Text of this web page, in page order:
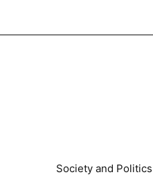
Society and Politics